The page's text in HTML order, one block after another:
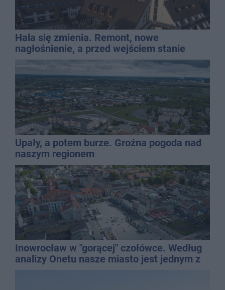
Hala się zmienia. Remont, nowe
nagłośnienie, a przed wejściem stanie
QEMETICA ARENA
Upały, a potem burze. Groźna pogoda nad
naszym regionem
Inowrocław w "gorącej" czołówce. Według
analizy Onetu nasze miasto jest jednym z